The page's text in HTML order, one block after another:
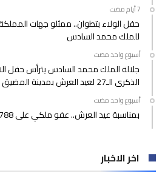
حفل الولاء بتطوان.. ممثلو جهات
للملك محمد السادس
‫‫‫‏‫أسبوع واحد مضت‬
جلالة الملك محمد السادس يترأس حفل
الذكرى الـ27 لعيد العرش بمدينة المضيق
‫‫‫‏‫أسبوع واحد مضت‬
بمناسبة عيد العرش.. عفو ملكي على 1788 شخصا
اخر الاخبار